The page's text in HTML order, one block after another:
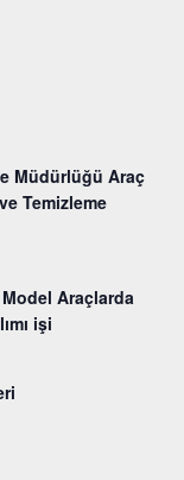
Müdürlüğü Araç
Temizleme
Araçlarda
işi